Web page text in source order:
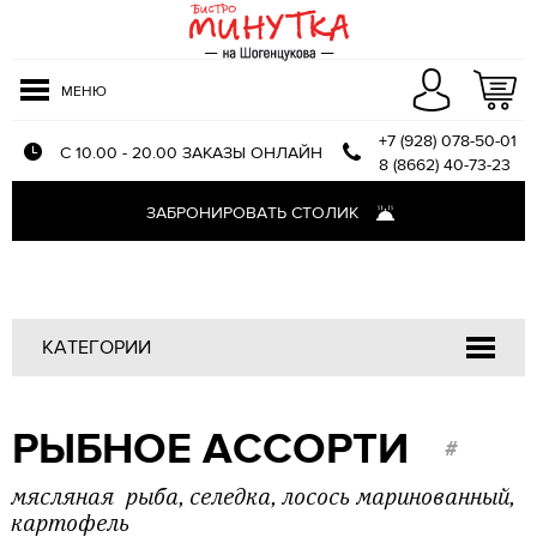
МЕНЮ
С 10.00 - 20.00 ЗАКАЗЫ ОНЛАЙН
+7 (928) 078-50-01
8 (8662) 40-73-23
ЗАБРОНИРОВАТЬ СТОЛИК
КАТЕГОРИИ
Закуски
Салаты
Первые блюда
Блюда из птицы
РЫБНОЕ АССОРТИ #
мясляная рыба, селедка, лосось маринованный,
картофель